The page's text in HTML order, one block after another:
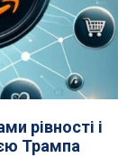
рівності і
Трампа